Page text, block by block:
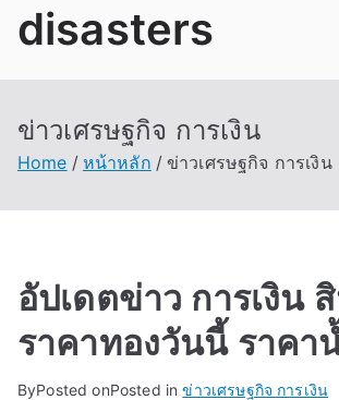
disasters
ข่าวเศรษฐกิจ การเงิน
Home หน้าหลัก ข่าวเศรษฐกิจ การเงิน
อัปเดตข่าว การเงิน
ราคาทองวันนี้ ราคา
ByPosted onPosted inข่าวเศรษฐกิจ การเงิน